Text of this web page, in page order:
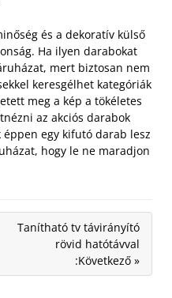
és a dekoratív külső
Ha ilyen darabokat
mert biztosan nem
keresgélhet kategóriák
meg a kép a tökéletes
az akciós darabok
egy kifutó darab lesz
hogy le ne maradjon
Tanítható tv távirányító
rövid hatótávval
:Következő »